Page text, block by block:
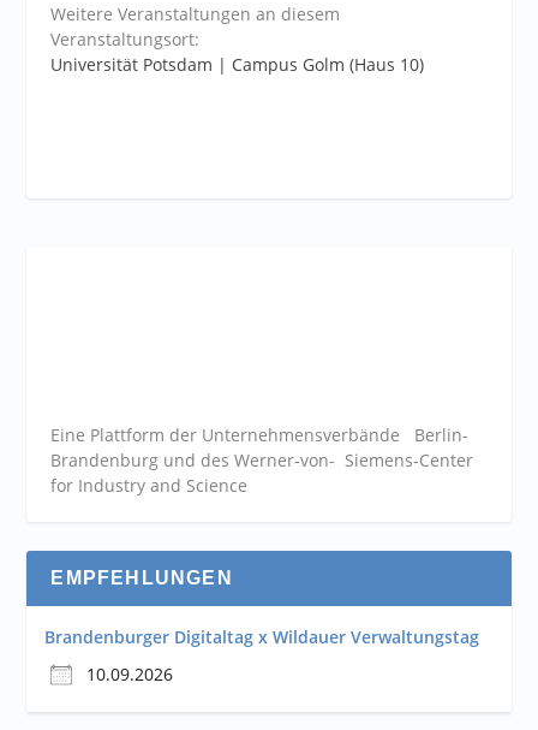
Weitere Veranstaltungen an diesem
Veranstaltungsort:
Universität Potsdam | Campus Golm (Haus 10)
Eine Plattform der Unternehmensverbände Berlin-
Brandenburg und des Werner-von- Siemens-Center
for Industry and Science
EMPFEHLUNGEN
Brandenburger Digitaltag x Wildauer Verwaltungstag
10.09.2026